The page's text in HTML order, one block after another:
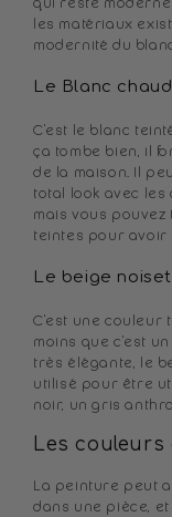
les matériaux
modernité du
Le Blanc chaud
C'est le blanc
ça tombe bien, il
de la maison. Il
total look avec les
mais vous
teintes pour avoir
Le beige
C'est une couleur
moins que c'est
très élégante, le
utilisé pour être
noir, un gris
Les
La peinture peut
dans une pièce,